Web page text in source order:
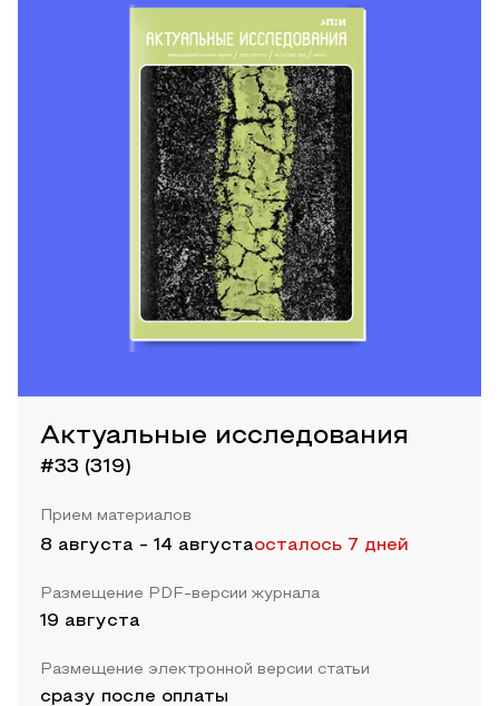
Актуальные исследования
#33 (319)
Прием материалов
8 августа - 14 августаосталось 7 дней
Размещение PDF-версии журнала
19 августа
Размещение электронной версии статьи
сразу после оплаты